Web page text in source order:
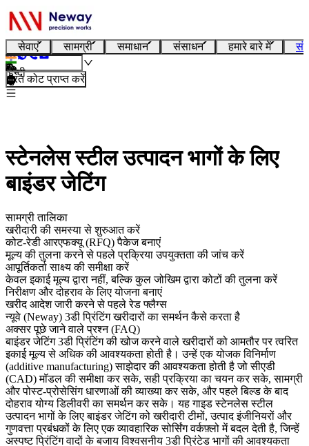
सेवाएं सामग्री समाधान संसाधन हमारे बारे में
हिन्दी
तुरंत कोट प्राप्त करें
स्टेनलेस स्टील उत्पादन भागों के लिए
बाइंडर जेटिंग
सामग्री तालिका
खरीदारी की समस्या से शुरुआत करें
कोट-रेडी आरएफक्यू (RFQ) पैकेज बनाएं
मूल्य की तुलना करने से पहले प्रक्रिया उपयुक्तता की जांच करें
आपूर्तिकर्ता साक्ष्य की समीक्षा करें
केवल इकाई मूल्य द्वारा नहीं, बल्कि कुल जोखिम द्वारा कोटों की तुलना करें
निरीक्षण और दोहराव के लिए योजना बनाएं
खरीद आदेश जारी करने से पहले रेड फ्लैग्स
न्यूवे (Neway) 3डी प्रिंटिंग खरीदारों का समर्थन कैसे करता है
अक्सर पूछे जाने वाले प्रश्न (FAQ)
बाइंडर जेटिंग 3डी प्रिंटिंगकी खोज करने वाले खरीदारों को आमतौर पर त्वरित
इकाई मूल्य से अधिक की आवश्यकता होती है। उन्हें एक योजक विनिर्माण
(additive manufacturing) साझेदार की आवश्यकता होती है जो सीएडी
(CAD) मॉडल की समीक्षा कर सके, सही प्रक्रिया का चयन कर सके, सामग्री
और पोस्ट-प्रोसेसिंग धारणाओं की व्याख्या कर सके, और पहले बिल्ड के बाद
दोहराव योग्य डिलीवरी का समर्थन कर सके। यह गाइड स्टेनलेस स्टील
उत्पादन भागों के लिए बाइंडर जेटिंग को खरीदारी टीमों, उत्पाद इंजीनियरों और
गुणवत्ता प्रबंधकों के लिए एक व्यावहारिक सोर्सिंग वर्कफ़्लो में बदल देती है, जिन्हें
अस्पष्ट प्रिंटिंग वादों के बजाय विश्वसनीय 3डी प्रिंटेड भागों की आवश्यकता